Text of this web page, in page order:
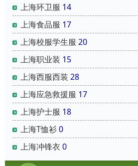
上海环卫服 14
上海食品服 17
上海校服学生服 20
上海职业装 15
上海西服西装 28
上海应急救援服 17
上海护士服 18
上海T恤衫0
上海冲锋衣 0